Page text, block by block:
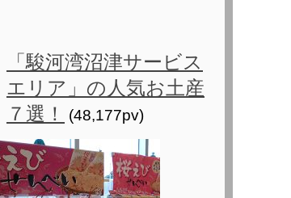
「駿河湾沼津サービス
エリア」の人気お土産
７選！
(48,177pv)